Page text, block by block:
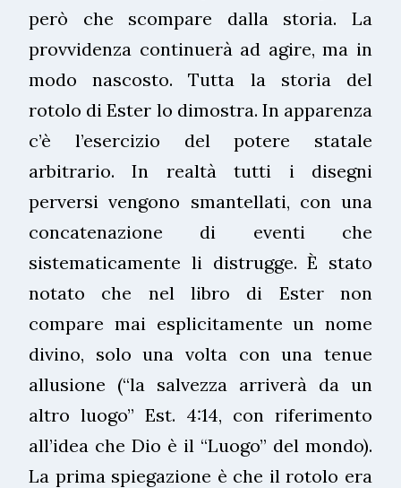
però che scompare dalla storia. La
provvidenza continuerà ad agire, ma in
modo nascosto. Tutta la storia del
rotolo di Ester lo dimostra. In apparenza
c’è l’esercizio del potere statale
arbitrario. In realtà tutti i disegni
perversi vengono smantellati, con una
concatenazione di eventi che
sistematicamente li distrugge. È stato
notato che nel libro di Ester non
compare mai esplicitamente un nome
divino, solo una volta con una tenue
allusione (“la salvezza arriverà da un
altro luogo” Est. 4:14, con riferimento
all’idea che Dio è il “Luogo” del mondo).
La prima spiegazione è che il rotolo era